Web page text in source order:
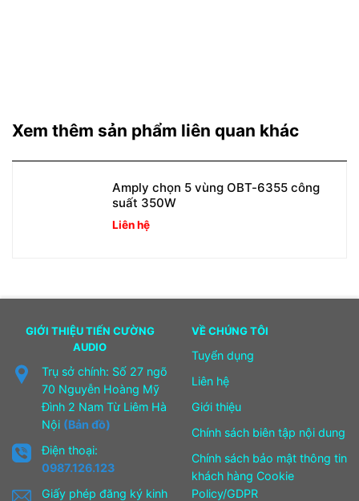
Xem thêm sản phẩm liên quan khác
Amply chọn 5 vùng OBT-6355 công
suất 350W
Liên hệ
GIỚI THIỆU TIẾN CƯỜNG
AUDIO
Trụ sở chính: Số 27 ngõ
70 Nguyễn Hoàng Mỹ
Đình 2 Nam Từ Liêm Hà
Nội (Bản đồ)
Điện thoại:
0987.126.123
Giấy phép đăng ký kinh
VỀ CHÚNG TÔI
Tuyển dụng
Liên hệ
Giới thiệu
Chính sách biên tập nội dung
Chính sách bảo mật thông tin
khách hàng Cookie
Policy/GDPR